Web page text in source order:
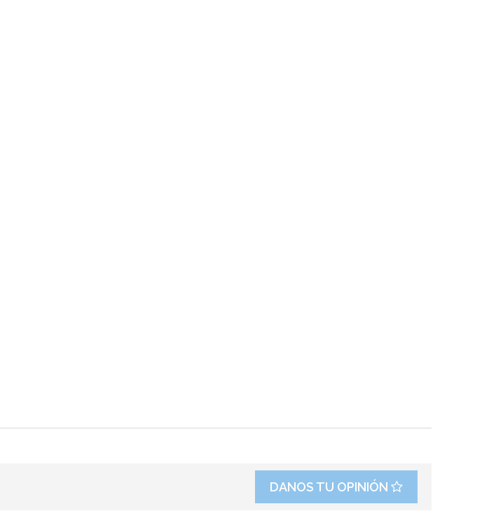
DANOS TU OPINIÓN